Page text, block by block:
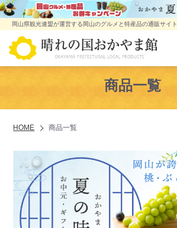
岡山県観光連盟が運営する岡山のグルメと特産品の通販サイト
商品一覧
HOME 商品一覧